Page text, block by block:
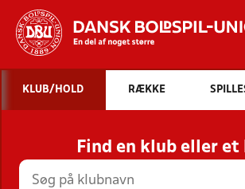
Hvad
INDHOLD
STILLINGER, RESULTATER,
HOLD
KLUB/HOLD RÆKKE
Find en klub eller et